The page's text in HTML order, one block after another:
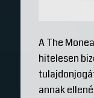
A The
hitelesen
annak